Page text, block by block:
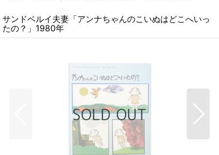
サンドベルイ夫妻「アンナちゃんのこいぬはどこへいっ
たの？」1980年